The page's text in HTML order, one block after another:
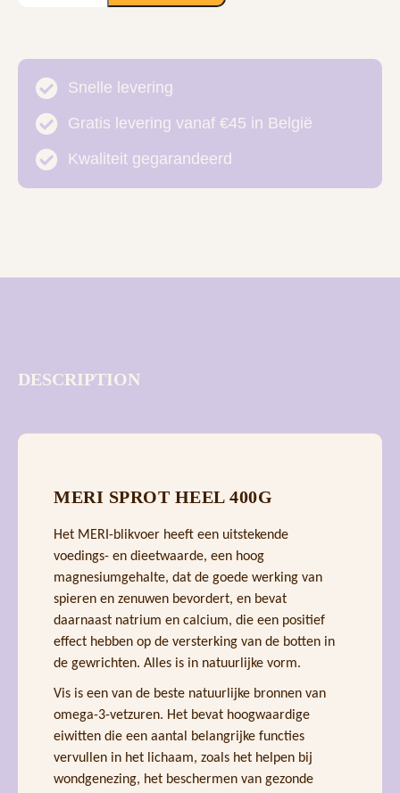
Snelle levering
Gratis levering vanaf €45 in België
Kwaliteit gegarandeerd
DESCRIPTION
MERI SPROT HEEL 400G
Het MERI-blikvoer heeft een uitstekende
voedings- en dieetwaarde, een hoog
magnesiumgehalte, dat de goede werking van
spieren en zenuwen bevordert, en bevat
daarnaast natrium en calcium, die een positief
effect hebben op de versterking van de botten in
de gewrichten. Alles is in natuurlijke vorm.
Vis is een van de beste natuurlijke bronnen van
omega-3-vetzuren. Het bevat hoogwaardige
eiwitten die een aantal belangrijke functies
vervullen in het lichaam, zoals het helpen bij
wondgenezing, het beschermen van gezonde